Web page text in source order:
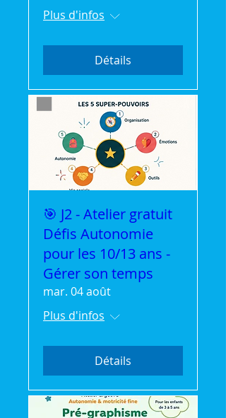
Plus d'infos
Détails
🎯 J2 - Atelier gratuit
Défis Autonomie
pour les 10/13 ans -
Gérer son temps
mar. 04 août
Plus d'infos
Détails